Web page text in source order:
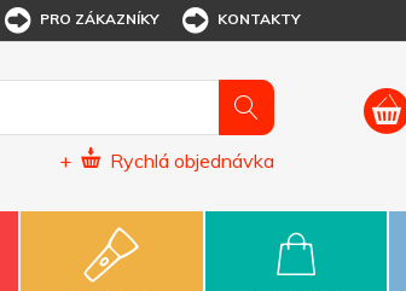
PRO ZÁKAZNÍKY KONTAKTY
+ Rychlá objednávka